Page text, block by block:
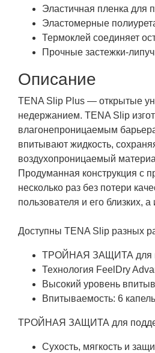
Эластичная пленка для
Эластомерные
Термоклей соединяет
Прочные застежки-
Описание
TENA Slip Plus — открытые
недержанием. TENA Slip
влагонепроницаемым
впитывают жидкость,
воздухопроницаемый
Продуманная конструкция с
несколько раз без потери
пользователя и его близких,
Доступны TENA Slip разных
ТРОЙНАЯ ЗАЩИТА для
Технология FeelDry
Высокий уровень
Впитываемость: 6
ТРОЙНАЯ ЗАЩИТА для
Сухость, мягкость и